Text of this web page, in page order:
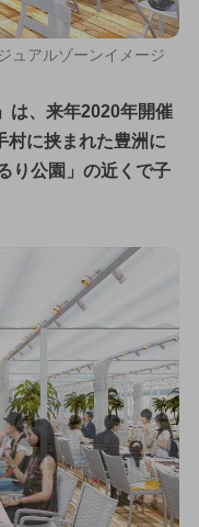
ュアルゾーンイメージ
は、来年2020年開催
村に挟まれた豊洲に
り公園」の近くで子